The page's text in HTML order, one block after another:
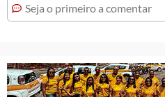
Seja o primeiro a comentar